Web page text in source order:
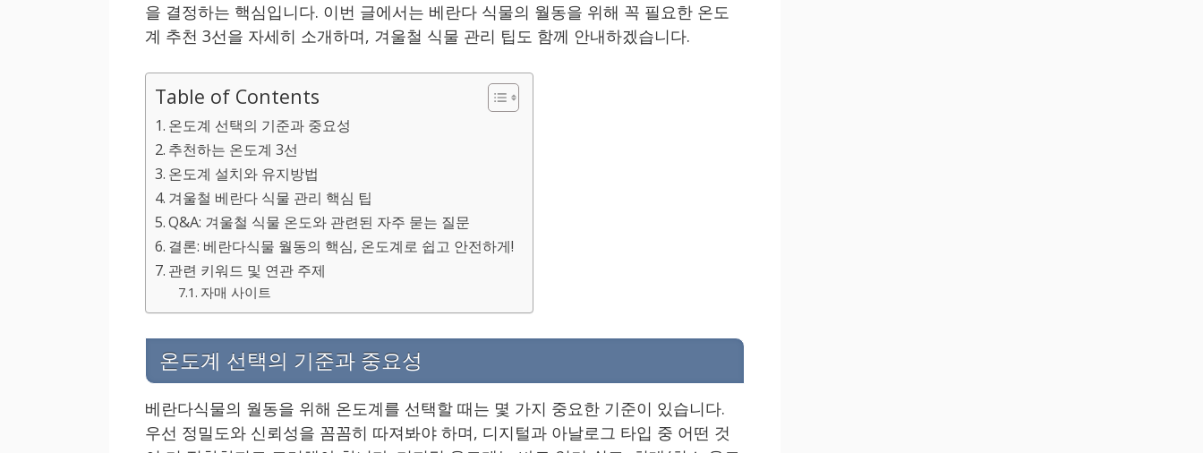
을 결정하는 핵심입니다. 이번 글에서는 베란다 식물의 월동을 위해 꼭 필요한 온도
계 추천 3선을 자세히 소개하며, 겨울철 식물 관리 팁도 함께 안내하겠습니다.
Table of Contents
온도계 선택의 기준과 중요성
추천하는 온도계 3선
온도계 설치와 유지방법
겨울철 베란다 식물 관리 핵심 팁
Q&A: 겨울철 식물 온도와 관련된 자주 묻는 질문
결론: 베란다식물 월동의 핵심, 온도계로 쉽고 안전하게!
관련 키워드 및 연관 주제
자매 사이트
온도계 선택의 기준과 중요성
베란다식물의 월동을 위해 온도계를 선택할 때는 몇 가지 중요한 기준이 있습니다.
우선 정밀도와 신뢰성을 꼼꼼히 따져봐야 하며, 디지털과 아날로그 타입 중 어떤 것